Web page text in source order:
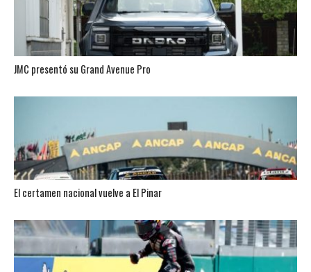
JMC presentó su Grand Avenue Pro
El certamen nacional vuelve a El Pinar